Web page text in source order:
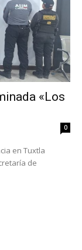
«Los
0
en Tuxtla